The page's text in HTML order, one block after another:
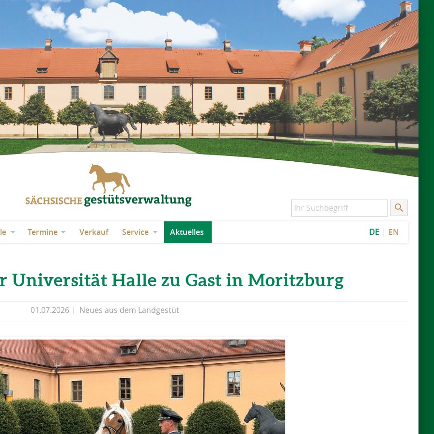
Termine Verkauf Service Aktuelles EN
DE
Universität Halle zu Gast in Moritzburg
01.07.2026 Neues aus dem Landgestüt